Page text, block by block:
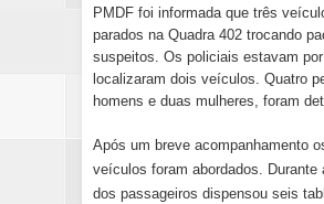
PMDF foi informada que três
parados na Quadra 402 trocando
suspeitos. Os policiais estavam
localizaram dois veículos. Quatro
homens e duas mulheres, foram
Após um breve acompanhamento
veículos foram abordados. Durante
dos passageiros dispensou seis